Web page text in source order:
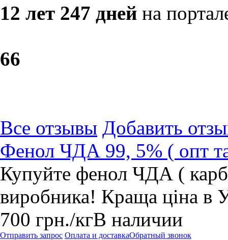
12 лет 247 дней на
66
Все отзывы Добавить
Фенол ЧДА 99, 5% ( опт
Купуйте фенол ЧДА (
виробника! Краща ціна в
700 грн./кгВ наличии
Отправить запрос Оплата и доставкаОбратный звонок